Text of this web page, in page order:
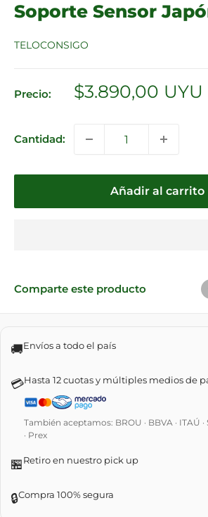
Soporte Sensor
TELOCONSIGO
Precio:
Precio
$3.890,00 UYU
Cantidad:
Añadir al carrito
Comparte este producto
🚚Envíos a todo el país
💳Hasta 12 cuotas y múltiples medios de
También aceptamos: BROU · BBVA · ITAÚ
· Prex
🏪Retiro en nuestro pick up
🔒Compra 100% segura